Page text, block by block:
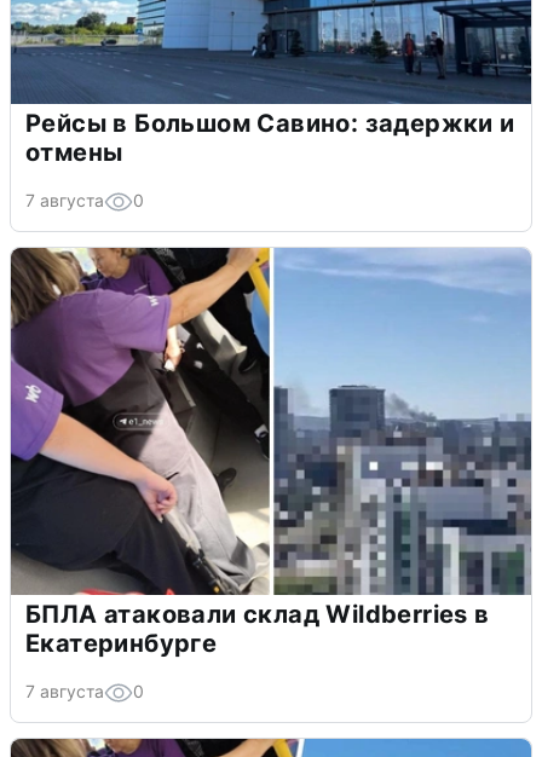
Рейсы в Большом Савино: задержки и
отмены
7 августа 0
БПЛА атаковали склад Wildberries в
Екатеринбурге
7 августа 0